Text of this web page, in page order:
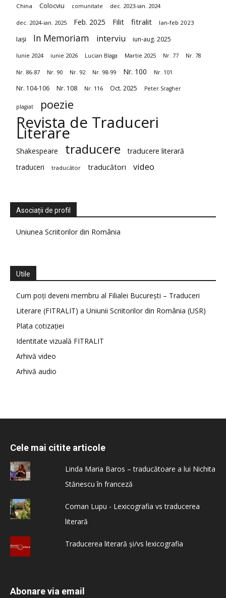
China Colocviu comunitate dec. 2023-ian. 2024
dec. 2024-ian. 2025 Feb. 2025 Filit fitralit Ian-feb 2023
Iași In Memoriam interviu iun-aug. 2025
Iunie 2024 iunie 2026 Lucian Blaga Martie 2025 Nr. 77 Nr. 78
Nr. 86-87 Nr. 90 Nr. 92 Nr. 98-99 Nr. 100 Nr. 101
Nr. 104-106 Nr. 108 Nr. 116 Oct. 2025 Peter Sragher
plagiat poezie
Revista de Traduceri
Literare
Shakespeare traducere
traducere literară
traduceri
traducător traducători video
Asociații de profil
Uniunea Scriitorilor din România
Utile
Cum poți deveni membru al Filialei București – Traduceri
Literare (FITRALIT) a Uniunii Scriitorilor din România (USR)
Plata cotizației
Identitate vizuală FITRALIT
Arhivă video
Arhivă audio
Cele mai citite articole
Linda Maria Baros – traducătoare a lui Nichita
Stănescu în franceză
Coman Lupu - Lexicografia vs traducerea
literară
Traducerea literară și/vs lexicografia
Abonare via email